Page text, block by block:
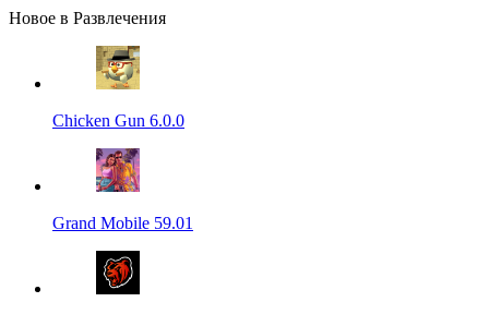
Новое в Развлечения
Chicken Gun 6.0.0
Grand Mobile 59.01